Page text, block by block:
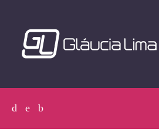
Facebook
TwitterInstagram